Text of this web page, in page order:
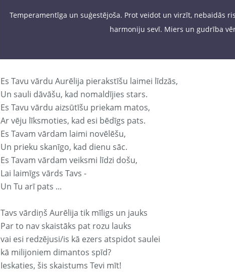
Temperamentīga un suģestējoša. Prot veidot un virzīt, nebaidās
harmoniju sevī. Miers un gudrība
Es Tavu vārdu Aurēlija pierakstīšu laimei līdzās,
Un sauli dāvāšu, kad nomaldījies stars.
Es Tavu vārdu aizsūtīšu priekam matos,
Ar vēju līksmoties, kad esi bēdīgs pats.
Es Tavam vārdam laimi novēlēšu,
Un prieku skanīgo, kad dienu sāc.
Es Tavam vārdam veiksmi līdzi došu,
Lai laimīgs vārds Tavs -
Un Tu arī pats ...
Tavs vārdiņš Aurēlija tik mīligs un jauks
Par to nav skaistāks pat rozu lauks
vai esi redzējusi/is kā ezers atspidot saulei
kā milijoniem dimantos spīd?
Ieskaties, šis skaistums Tevi mīt!